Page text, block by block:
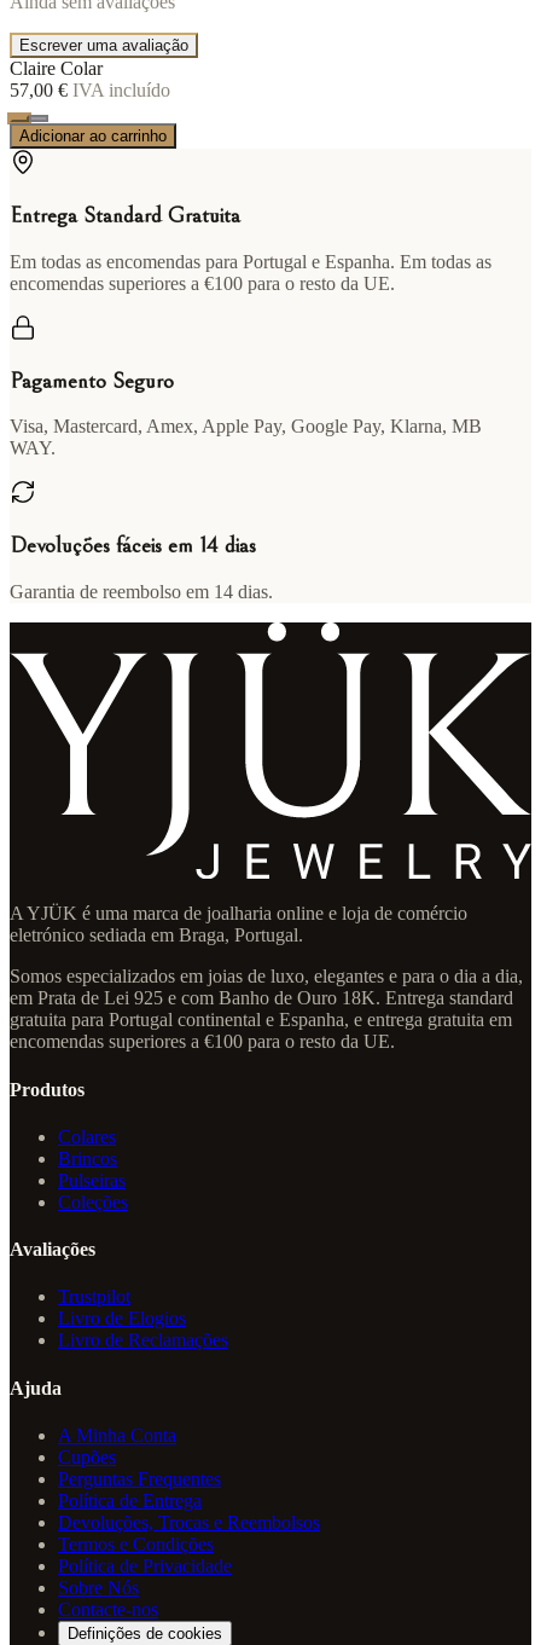
Escrever uma avaliação
Claire Colar
57,00 € IVA incluído
Adicionar ao carrinho
Entrega Standard Gratuita
Em todas as encomendas para Portugal e Espanha. Em todas as
encomendas superiores a €100 para o resto da UE.
Pagamento Seguro
Visa, Mastercard, Amex, Apple Pay, Google Pay, Klarna, MB
WAY.
Devoluções fáceis em 14 dias
Garantia de reembolso em 14 dias.
A YJÜK é uma marca de joalharia online e loja de comércio
eletrónico sediada em Braga, Portugal.
Somos especializados em joias de luxo, elegantes e para o dia a dia,
em Prata de Lei 925 e com Banho de Ouro 18K. Entrega standard
gratuita para Portugal continental e Espanha, e entrega gratuita em
encomendas superiores a €100 para o resto da UE.
Produtos
Colares
Brincos
Pulseiras
Coleções
Avaliações
Trustpilot
Livro de Elogios
Livro de Reclamações
Ajuda
A Minha Conta
Cupões
Perguntas Frequentes
Política de Entrega
Devoluções, Trocas e Reembolsos
Termos e Condições
Política de Privacidade
Sobre Nós
Contacte-nos
Definições de cookies